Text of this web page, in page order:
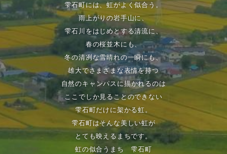
雫石町には、虹がよく似合う。
雨上がりの岩手山に、
雫石川をはじめとする清流に、
春の桜並木にも、
冬の清冽な雪晴れの一瞬にも、
雄大でさまざまな表情を持つ
自然のキャンパスに描かれるのは
ここでしか見ることのできない
雫石町だけに架かる虹。
雫石町はそんな美しい虹が
とても映えるまちです。
虹の似合うまち 雫石町